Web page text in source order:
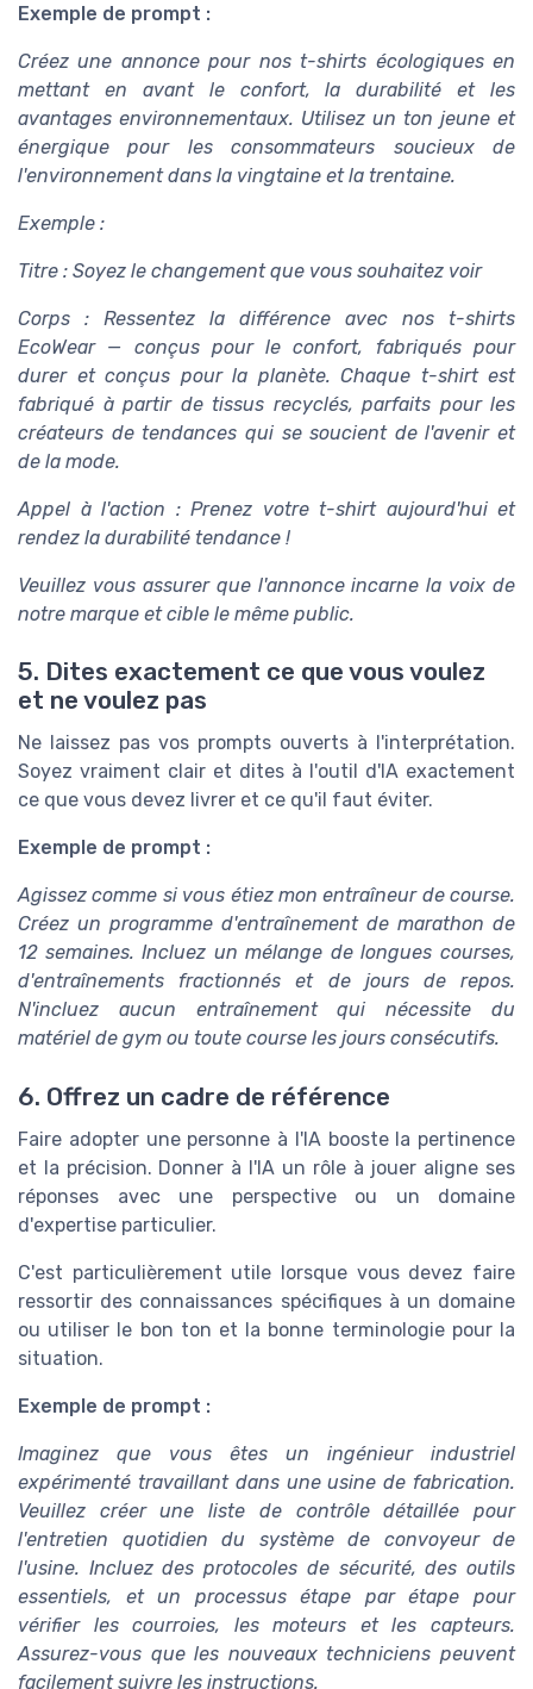
Exemple de prompt :
Créez une annonce pour nos t-shirts écologiques en
mettant en avant le confort, la durabilité et les
avantages environnementaux. Utilisez un ton jeune et
énergique pour les consommateurs soucieux de
l'environnement dans la vingtaine et la trentaine.
Exemple :
Titre : Soyez le changement que vous souhaitez voir
Corps : Ressentez la différence avec nos t-shirts
EcoWear — conçus pour le confort, fabriqués pour
durer et conçus pour la planète. Chaque t-shirt est
fabriqué à partir de tissus recyclés, parfaits pour les
créateurs de tendances qui se soucient de l'avenir et
de la mode.
Appel à l'action : Prenez votre t-shirt aujourd'hui et
rendez la durabilité tendance !
Veuillez vous assurer que l'annonce incarne la voix de
notre marque et cible le même public.
5. Dites exactement ce que vous voulez
et ne voulez pas
Ne laissez pas vos prompts ouverts à l'interprétation.
Soyez vraiment clair et dites à l'outil d'IA exactement
ce que vous devez livrer et ce qu'il faut éviter.
Exemple de prompt :
Agissez comme si vous étiez mon entraîneur de course.
Créez un programme d'entraînement de marathon de
12 semaines. Incluez un mélange de longues courses,
d'entraînements fractionnés et de jours de repos.
N'incluez aucun entraînement qui nécessite du
matériel de gym ou toute course les jours consécutifs.
6. Offrez un cadre de référence
Faire adopter une personne à l'IA booste la pertinence
et la précision. Donner à l'IA un rôle à jouer aligne ses
réponses avec une perspective ou un domaine
d'expertise particulier.
C'est particulièrement utile lorsque vous devez faire
ressortir des connaissances spécifiques à un domaine
ou utiliser le bon ton et la bonne terminologie pour la
situation.
Exemple de prompt :
Imaginez que vous êtes un ingénieur industriel
expérimenté travaillant dans une usine de fabrication.
Veuillez créer une liste de contrôle détaillée pour
l'entretien quotidien du système de convoyeur de
l'usine. Incluez des protocoles de sécurité, des outils
essentiels, et un processus étape par étape pour
vérifier les courroies, les moteurs et les capteurs.
Assurez-vous que les nouveaux techniciens peuvent
facilement suivre les instructions.